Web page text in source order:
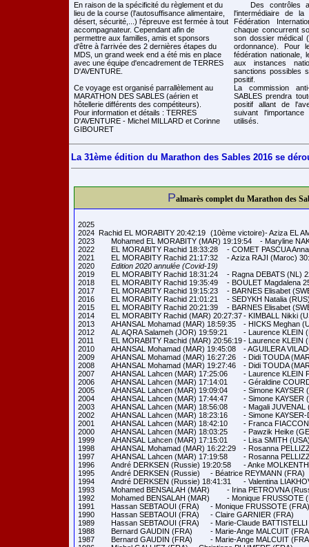
En raison de la spécificité du règlement et du
lieu de la course (l'autosuffisance alimentaire,
désert, sécurité,...) l'épreuve est fermée à tout
accompagnateur. Cependant afin de
permettre aux familles, amis et sponsors
d'être à l'arrivée des 2 dernières étapes du
MDS, un grand week end a été mis en place
avec une équipe d'encadrement de TERRES
D'AVENTURE.
Ce voyage est organisé parrallèlement au
MARATHON DES SABLES (aérien et
hôtellerie différents des compétiteurs).
Pour information et détails : TERRES
D'AVENTURE - Michel MILLARD et Corinne
GIBOURET
Des contrôles
l'intermédiaire de
Fédération
chaque concurrent
son dossier médical
ordonnance). Pour
fédération nationale,
aux instances
sanctions possibles
positif.
La commission
SABLES prendra
positif allant de
suivant
utilisés.
La 31ème édition du Marathon des Sables 2016 se
Palmarès complet du Marathon des
2025
2024  Rachid EL MORABITY 20:42:19	(10ème victoire)- Aziza EL AMRANY 27:06:27
2023	Mohamed EL MORABITY (MAR) 19:19:54	- Maryline NAKACHE (FRA) 27:02:17
2022	EL MORABITY Rachid 18:33:28	- COMET PASCUA Anna 24:18:33
2021	EL MORABITY Rachid 21:17:32	- Aziza RAJI (Maroc) 30:30:24
2020 Edition 2020 annulée (Covid-19)
2019	EL MORABITY Rachid 18:31:24	- Ragna DEBATS (NL) 22:33:36
2018	EL MORABITY Rachid 19:35:49	- BOULET Magdalena 25:11:19
2017	EL MORABITY Rachid 19:15:23	- BARNES Elisabet (SWE) 23:16:12
2016	EL MORABITY Rachid 21:01:21	- SEDYKH Natalia (RUS) 24:45:26
2015	EL MORABITY Rachid 20:21:39	- BARNES Elisabet (SWE) 26:42:13
2014	EL MORABITY Rachid (MAR) 20:27:37	- KIMBALL Nikki (USA) 29:04:49
2013	AHANSAL Mohamad (MAR) 18:59:35	- HICKS Meghan (USA) 24:42:01
2012	AL AQRA Salameh (JOR) 19:59:21	- Laurence KLEIN (FRA) 26:15:40
2011	EL MORABITY Rachid (MAR) 20:56:19	- Laurence KLEIN (FRA) 26:57:24
2010	AHANSAL Mohamad (MAR) 19:45:08	- AGUILERA VILADOMIU Monica (ESP) 29:44:11
2009	AHANSAL Mohamad (MAR) 16:27:26	- Didi TOUDA (MAR) 23:30:44
2008	AHANSAL Mohamad (MAR) 19:27:46	- Didi TOUDA (MAR) 28:38:11
2007	AHANSAL Lahcen (MAR) 17:25:06	- Laurence KLEIN FRICOTTEAUX (FRA) 23:28:21
2006	AHANSAL Lahcen (MAR) 17:14:01	- Géraldine COURDESSE (FRA) 26:33:23
2005	AHANSAL Lahcen (MAR) 19:09:04	- Simone KAYSER (LUX) 29:36:03
2004	AHANSAL Lahcen (MAR) 17:44:47	- Simone KAYSER (LUX) 27:12:09
2003	AHANSAL Lahcen (MAR) 18:56:08	- Magali JUVENAL (FRA) 31:59:22
2002	AHANSAL Lahcen (MAR) 18:23:16	- Simone KAYSER-DIEDERICH (LUX) 26:36:44
2001	AHANSAL Lahcen (MAR) 18:42:10	- Franca FIACCONI (ITA) 23:46:46
2000	AHANSAL Lahcen (MAR) 18:03:25	- Pawzik Heike (GER) 25:54:14
1999	AHANSAL Lahcen (MAR) 17:15:01	- Lisa SMITH (USA) 24:34:36
1998	AHANSAL Mohamad (MAR) 16:22:29	- Rosanna PELLIZZARI (ITA) 24:25:01
1997	AHANSAL Lahcen (MAR) 17:19:58	- Rosanna PELLIZZARI (ITA) 23:49:32
1996	André DERKSEN (Russie) 19:20:58 	- Anke MOLKENTHIN (GER) 28:23:24
1995	André DERKSEN (Russie) 	- Béatrice REYMANN (FRA)
1994	André DERKSEN (Russie) 18:41:31	- Valentina LIAKHOVA (Russie) 23:32:53
1993	Mohamed BENSALAH (MAR) 	- Irina PETROVNA (Russie)
1992	Mohamed BENSALAH (MAR) 	- Monique FRUSSOTE (FRA)
1991	Hassan SEBTAOUI (FRA) 	- Monique FRUSSOTE (FRA)
1990	Hassan SEBTAOUI (FRA) 	- Claire GARNIER (FRA)
1989	Hassan SEBTAOUI (FRA) 	- Marie-Claude BATTISTELLI (FRA)
1988	Bernard GAUDIN (FRA) 	- Marie-Ange MALCUIT (FRA)
1987	Bernard GAUDIN (FRA) 	- Marie-Ange MALCUIT (FRA)